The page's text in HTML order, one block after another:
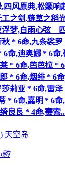
四风原典,松籁响
之剑,薙草之稻
梦,白雨心弦__
* 6命,九条裟
6命,迪奥娜 * 6命
* 6命,芭芭拉 *
* 6命,烟绯 * 6
莉亚 * 6命,雷
* 6命,嘉明 * 6
良良 * 4命,赛索
天空岛
购